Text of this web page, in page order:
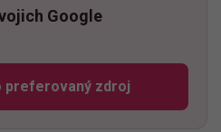
Google
preferovaný zdroj
Odzadu, odkaz sa otvorí v